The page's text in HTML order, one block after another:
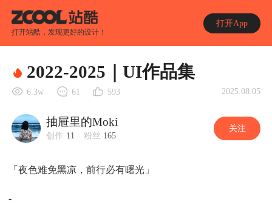
打开站酷，发现更好的设计！
打开App
2022-2025｜UI作品集
6.3w 61 593 2025.08.05
抽屉里的Moki
创作 11 粉丝 165
关注
「夜色难免黑凉，前行必有曙光」
-